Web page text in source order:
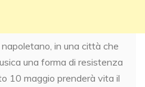
napoletano, in una città che
una forma di resistenza
10 maggio prenderà vita il